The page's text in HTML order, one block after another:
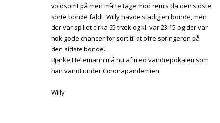
voldsomt på men måtte tage mod remis da den sidste
sorte bonde faldt. Willy havde stadig en bonde, men
der var spillet cirka 65 træk og kl. var 23.15 og der var
nok gode chancer for sort til at ofre springeren på
den sidste bonde.
Bjarke Hellemann må nu af med vandrepokalen som
han vandt under Coronapandemien.
Willy